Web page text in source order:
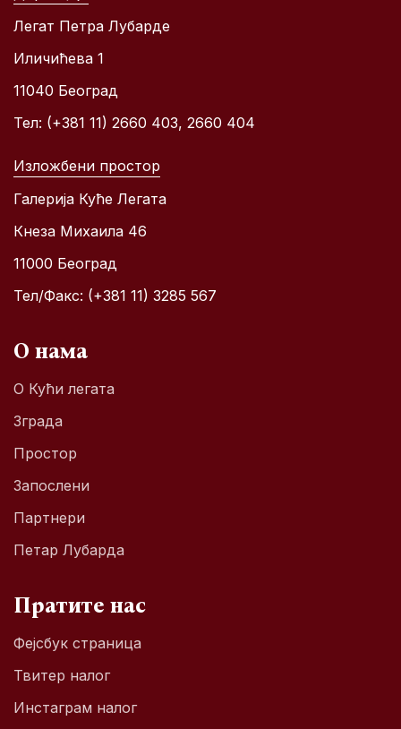
Легат Петра Лубарде
Иличићева 1
11040 Београд
Тел: (+381 11) 2660 403, 2660 404
Изложбени простор
Галерија Куће Легата
Кнеза Михаила 46
11000 Београд
Тел/Факс: (+381 11) 3285 567
О нама
О Кући легата
Зграда
Простор
Запослени
Партнери
Петар Лубарда
Пратите нас
Фејсбук страница
Твитер налог
Инстаграм налог